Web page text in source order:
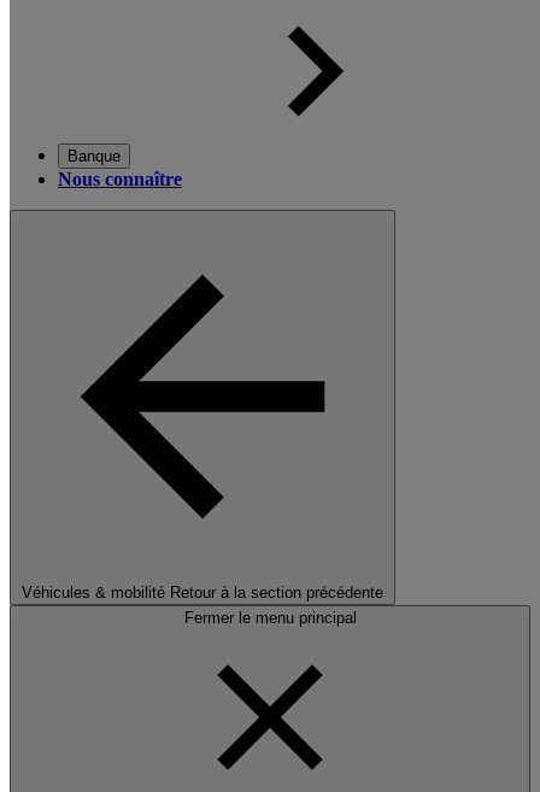
Banque
Nous connaître
Véhicules & mobilité Retour à la section précédente
Fermer le menu principal